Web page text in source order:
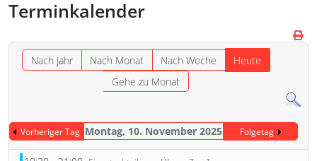
Terminkalender
Nach Jahr Nach Monat Nach Woche
Heute
Gehe zu Monat
Vorheriger Tag Montag, 10. November 2025 Folgetag